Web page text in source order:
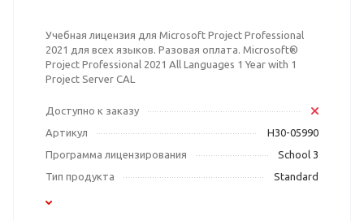
Учебная лицензия для Microsoft Project Professional
2021 для всех языков. Разовая оплата. Microsoft®
Project Professional 2021 All Languages 1 Year with 1
Project Server CAL
Доступно к заказу
Артикул
H30-05990
Программа лицензирования
School 3
Тип продукта
Standard